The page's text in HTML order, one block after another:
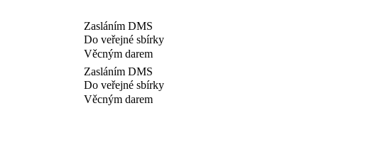
Zasláním DMS
Do veřejné sbírky
Věcným darem
Zasláním DMS
Do veřejné sbírky
Věcným darem